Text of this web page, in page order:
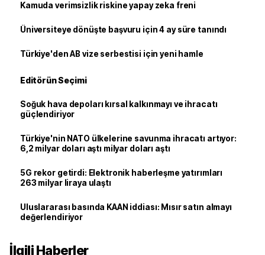
Kamuda verimsizlik riskine yapay zeka freni
Üniversiteye dönüşte başvuru için 4 ay süre tanındı
Türkiye'den AB vize serbestisi için yeni hamle
Editörün Seçimi
Soğuk hava depoları kırsal kalkınmayı ve ihracatı
güçlendiriyor
Türkiye'nin NATO ülkelerine savunma ihracatı artıyor:
6,2 milyar doları aştı milyar doları aştı
5G rekor getirdi: Elektronik haberleşme yatırımları
263 milyar liraya ulaştı
Uluslararası basında KAAN iddiası: Mısır satın almayı
değerlendiriyor
İlgili Haberler